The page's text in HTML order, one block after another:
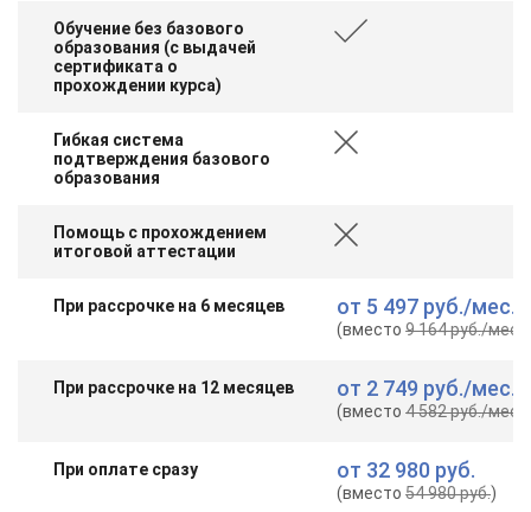
Обучение без базового
образования (с выдачей
сертификата о
прохождении курса)
Гибкая система
подтверждения базового
образования
Помощь с прохождением
итоговой аттестации
При рассрочке на 6 месяцев от 5 497 руб./мес.
(вместо9 164 руб./мес.
При рассрочке на 12 месяцев от 2 749 руб./мес.
(вместо4 582 руб./мес.
При оплате сразу от 32 980 руб.
(вместо54 980 руб.)